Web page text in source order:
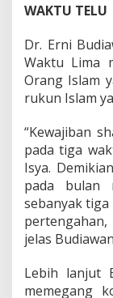
WAKTU TELU
Dr. Erni
Waktu Lima
Orang Islam
rukun Islam
“Kewajiban
pada tiga
Isya.
pada bulan
sebanyak
jelas
Lebih lanjut
memegang